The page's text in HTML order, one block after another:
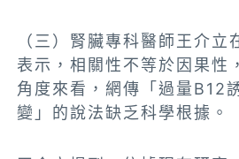
（三）腎臟專科醫師王介立
表示，相關性不等於因果性
角度來看，網傳「過量B12
變」的說法缺乏科學根據。